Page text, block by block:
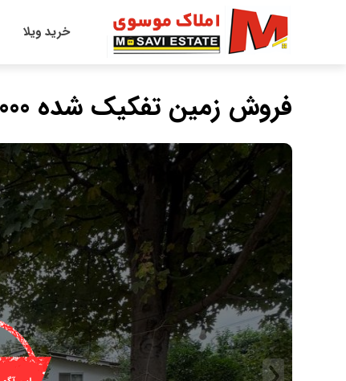
خرید ویلا
فروش زمین تفکیک شده 3000متری منطقه برند الیمالات نور